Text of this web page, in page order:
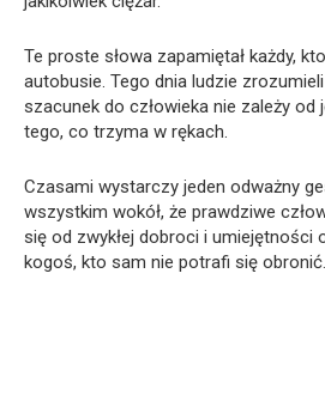
Te proste słowa zapamiętał każdy,
autobusie. Tego dnia ludzie
szacunek do człowieka nie zależy od
tego, co trzyma w rękach.
Czasami wystarczy jeden odważny
wszystkim wokół, że prawdziwe
się od zwykłej dobroci i umiejętności
kogoś, kto sam nie potrafi się obronić.